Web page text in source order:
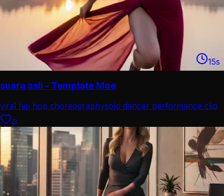
15s
suara asli - Template Moe
viral hip hop choreographysolo dancer performance clip
0